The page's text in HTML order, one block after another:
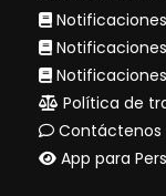
Política de
Contáctenos
App para